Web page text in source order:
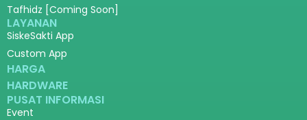
Tafhidz [Coming Soon]
LAYANAN
SiskeSakti App
Custom App
HARGA
HARDWARE
PUSAT INFORMASI
Event